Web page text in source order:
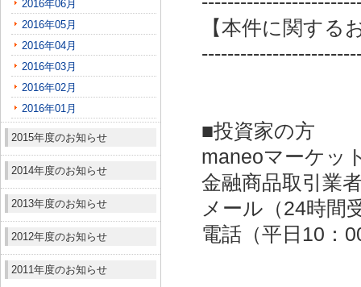
2016年06月
2016年05月
2016年04月
2016年03月
2016年02月
2016年01月
2015年度のお知らせ
2014年度のお知らせ
2013年度のお知らせ
2012年度のお知らせ
2011年度のお知らせ
【本件に関する
■投資家の方
maneoマーケッ
金融商品取引業
メール（24時間
電話（平日10：